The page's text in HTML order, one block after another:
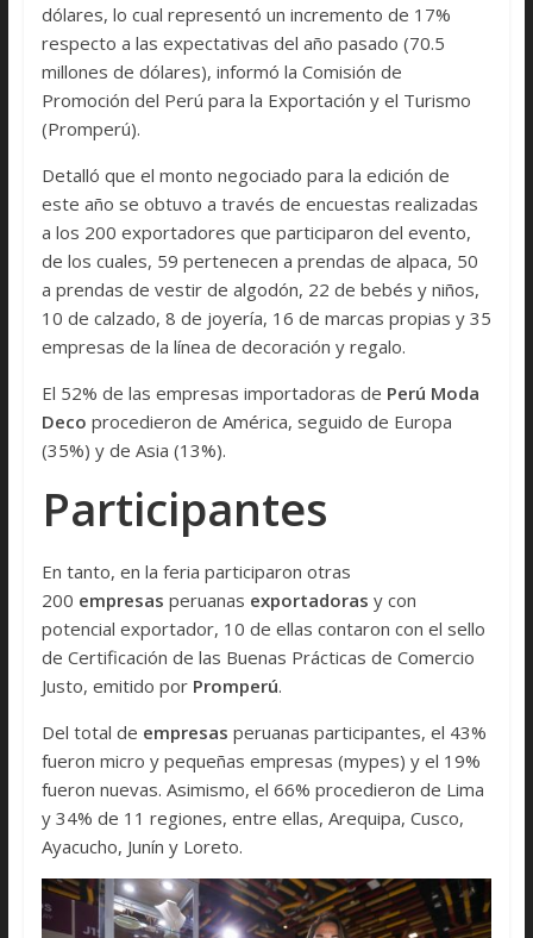
dólares, lo cual representó un incremento de 17%
respecto a las expectativas del año pasado (70.5
millones de dólares), informó la Comisión de
Promoción del Perú para la Exportación y el Turismo
(Promperú).
Detalló que el monto negociado para la edición de
este año se obtuvo a través de encuestas realizadas
a los 200 exportadores que participaron del evento,
de los cuales, 59 pertenecen a prendas de alpaca, 50
a prendas de vestir de algodón, 22 de bebés y niños,
10 de calzado, 8 de joyería, 16 de marcas propias y 35
empresas de la línea de decoración y regalo.
El 52% de las empresas importadoras de Perú Moda
Deco procedieron de América, seguido de Europa
(35%) y de Asia (13%).
Participantes
En tanto, en la feria participaron otras
200 empresas peruanas exportadoras y con
potencial exportador, 10 de ellas contaron con el sello
de Certificación de las Buenas Prácticas de Comercio
Justo, emitido por Promperú.
Del total de empresas peruanas participantes, el 43%
fueron micro y pequeñas empresas (mypes) y el 19%
fueron nuevas. Asimismo, el 66% procedieron de Lima
y 34% de 11 regiones, entre ellas, Arequipa, Cusco,
Ayacucho, Junín y Loreto.